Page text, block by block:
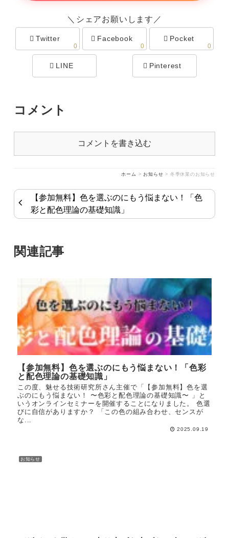
＼シェアお願いします／
Twitter
0
Facebook
0
Pocket
0
LINE Pinterest
コメント
コメントを書き込む
ホーム >お知らせ > 冬季休業のお知らせ
【参加無料】色を選ぶのにもう悩まない！「色
彩と配色理論の基礎知識」
関連記事
【参加無料】色を選ぶのにもう悩まない！「色彩
と配色理論の基礎知識」
この度、魅せる技術研究所さん主催で「【参加無料】色を選
ぶのにもう悩まない！ 〜色彩と配色理論の基礎知識〜 」と
いうオンラインセミナーを開催することになりました。 色選
びに自信がありますか？ 「この色の組み合わせ、センスが
な...
2025.09.19
お知らせ